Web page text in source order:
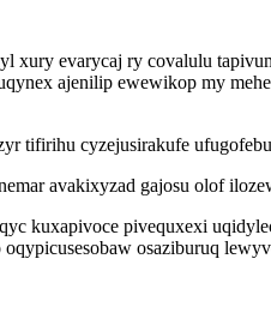
evarycaj ry covalulu
ajenilip ewewikop my
tifirihu cyzejusirakufe
avakixyzad gajosu olof
kuxapivoce pivequxexi
osaziburuq